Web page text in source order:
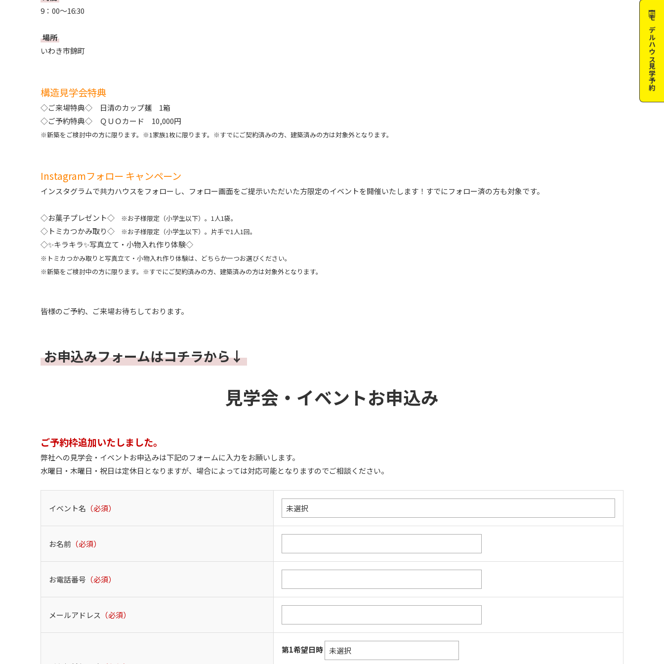
9：00～16:30
場所
いわき市錦町
構造見学会特典
◇ご来場特典◇ 日清のカップ麺 1箱
◇ご予約特典◇ ＱＵＯカード 10,000円
※新築をご検討中の方に限ります。※1家族1枚に限ります。※すでにご契約済みの方、建築済みの方は対象外となります。
Instagramフォロー キャンペーン
インスタグラムで共力ハウスをフォローし、フォロー画面をご提示いただいた方限定のイベントを開催いたします！すでにフォロー済の方も対象です。
◇お菓子プレゼント◇ ※お子様限定（小学生以下）。1人1袋。
◇トミカつかみ取り◇ ※お子様限定（小学生以下）。片手で1人1回。
◇✨キラキラ✨写真立て・小物入れ作り体験◇
※トミカつかみ取りと写真立て・小物入れ作り体験は、どちらか一つお選びください。
※新築をご検討中の方に限ります。※すでにご契約済みの方、建築済みの方は対象外となります。
皆様のご予約、ご来場お待ちしております。
お申込みフォームはコチラから↓
見学会・イベントお申込み
ご予約枠追加いたしました。
弊社への見学会・イベントお申込みは下記のフォームに入力をお願いします。
水曜日・木曜日・祝日は定休日となりますが、場合によっては対応可能となりますのでご相談ください。
イベント名 （必須）
お名前 （必須）
お電話番号 （必須）
メールアドレス （必須）
第1希望日時
モデルハウス
見学予約